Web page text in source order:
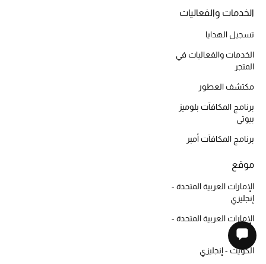
الخدمات والفعاليات
تسجيل الهدايا
الخدمات والفعاليات في
المتجر
مكتشف العطور
برنامج المكافآت بلوميز
بيوتي
برنامج المكافآت أمبر
موقع
الإمارات العربية المتحدة -
إنجليزي
الإمارات العربية المتحدة -
العربية
الكويت - إنجليزي